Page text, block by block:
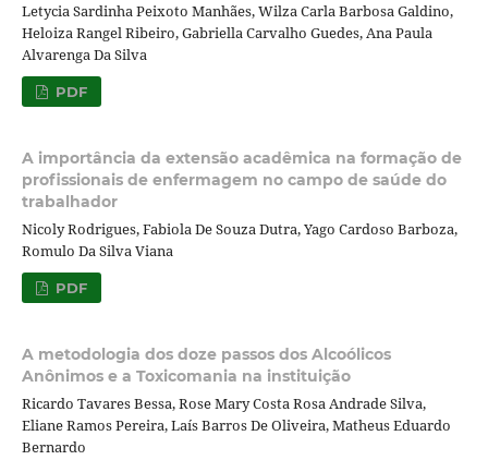
Letycia Sardinha Peixoto Manhães, Wilza Carla Barbosa Galdino,
Heloiza Rangel Ribeiro, Gabriella Carvalho Guedes, Ana Paula
Alvarenga Da Silva
PDF
A importância da extensão acadêmica na formação de
profissionais de enfermagem no campo de saúde do
trabalhador
Nicoly Rodrigues, Fabiola De Souza Dutra, Yago Cardoso Barboza,
Romulo Da Silva Viana
PDF
A metodologia dos doze passos dos Alcoólicos
Anônimos e a Toxicomania na instituição
Ricardo Tavares Bessa, Rose Mary Costa Rosa Andrade Silva,
Eliane Ramos Pereira, Laís Barros De Oliveira, Matheus Eduardo
Bernardo